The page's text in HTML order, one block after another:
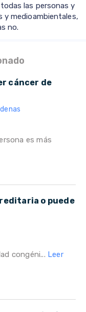
las personas y
medioambientales,
no.
cáncer de
es más
o puede
congéni... Leer